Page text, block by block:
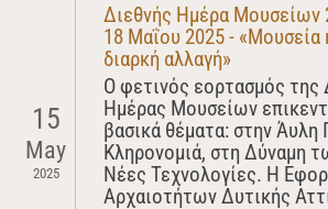
15
May
2025
Διεθνής Ημέρα Μουσείων
18 Μαΐου 2025 - «Μουσεία
διαρκή αλλαγή»
Ο φετινός εορτασμός της
Ημέρας Μουσείων
βασικά θέματα: στην Άυλη
Κληρονομιά, στη Δύναμη
Νέες Τεχνολογίες. Η
Αρχαιοτήτων Δυτικής